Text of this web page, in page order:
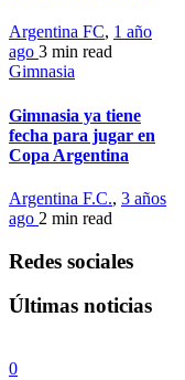
Argentina FC, 1 año
ago 3 min read
Gimnasia
Gimnasia ya tiene
fecha para jugar en
Copa Argentina
Argentina F.C., 3 años
ago 2 min read
Redes sociales
Últimas noticias
0